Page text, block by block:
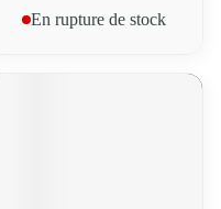
En rupture de stock